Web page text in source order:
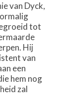
van Dyck,
tot
Hij
van
een
hem nog
zal